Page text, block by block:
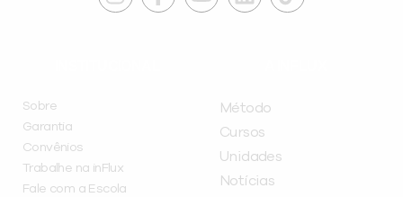
Sobre
Garantia
Convênios
Trabalhe na inFlux
Fale com a Escola
Método
Cursos
Unidades
Notícias